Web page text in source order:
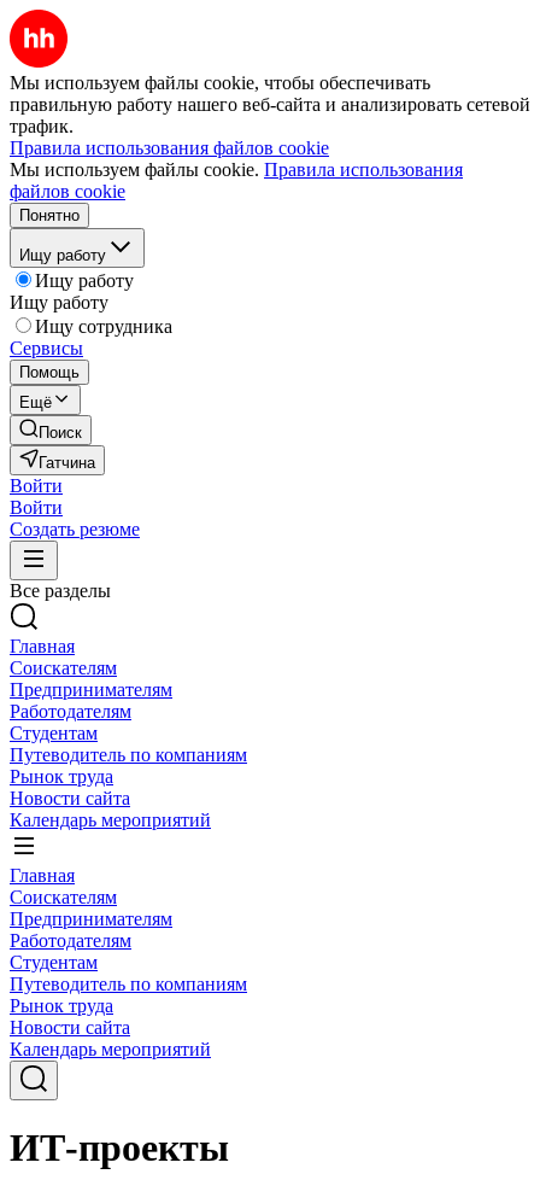
Мы используем файлы cookie, чтобы обеспечивать
правильную работу нашего веб-сайта и анализировать сетевой
трафик.
Правила использования файлов cookie
Мы используем файлы cookie. Правила использования
файлов cookie
Понятно
Ищу работу
Ищу работу
Ищу работу
Ищу сотрудника
Сервисы
Помощь
Ещё
Поиск
Гатчина
Войти
Войти
Создать резюме
Все разделы
Главная
Соискателям
Предпринимателям
Работодателям
Студентам
Путеводитель по компаниям
Рынок труда
Новости сайта
Календарь мероприятий
Главная
Соискателям
Предпринимателям
Работодателям
Студентам
Путеводитель по компаниям
Рынок труда
Новости сайта
Календарь мероприятий
ИТ-проекты